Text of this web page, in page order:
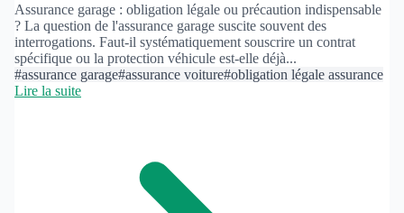
Assurance garage : obligation légale ou précaution indispensable
? La question de l'assurance garage suscite souvent des
interrogations. Faut-il systématiquement souscrire un contrat
spécifique ou la protection véhicule est-elle déjà...
#assurance garage#assurance voiture#obligation légale assurance
Lire la suite